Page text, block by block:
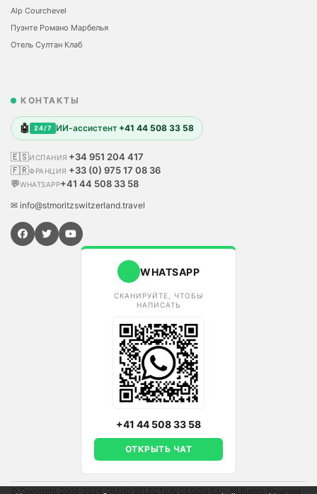
Alp Courchevel
Пуэнте Романо Марбелья
Отель Султан Клаб
КОНТАКТЫ
🤖 24/7 ИИ-ассистент +41 44 508 33 58
🇪🇸ИСПАНИЯ +34 951 204 417
🇫🇷ФРАНЦИЯ +33 (0) 975 17 08 36
💬WHATSAPP+41 44 508 33 58
✉ info@stmoritzswitzerland.travel
WHATSAPP
СКАНИРУЙТЕ, ЧТОБЫ
НАПИСАТЬ
+41 44 508 33 58
ОТКРЫТЬ ЧАТ
© Copyright 2009-2026 GRAND SELECTION DESIGN S.L - All Rights Reserved